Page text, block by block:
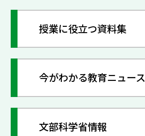
授業に役立つ資料集
今がわかる教育ニュース
文部科学省情報